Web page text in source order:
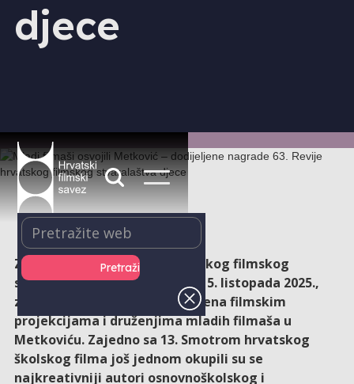
djece
Zatvaranjem 63. Revije hrvatskog filmskog
stvaralaštva djece u nedjelju, 5. listopada 2025.,
završena su četiri dana ispunjena filmskim
projekcijama i druženjima mladih filmaša u
Metkoviću. Zajedno sa 13. Smotrom hrvatskog
školskog filma još jednom okupili su se
najkreativniji autori osnovnoškolskog i